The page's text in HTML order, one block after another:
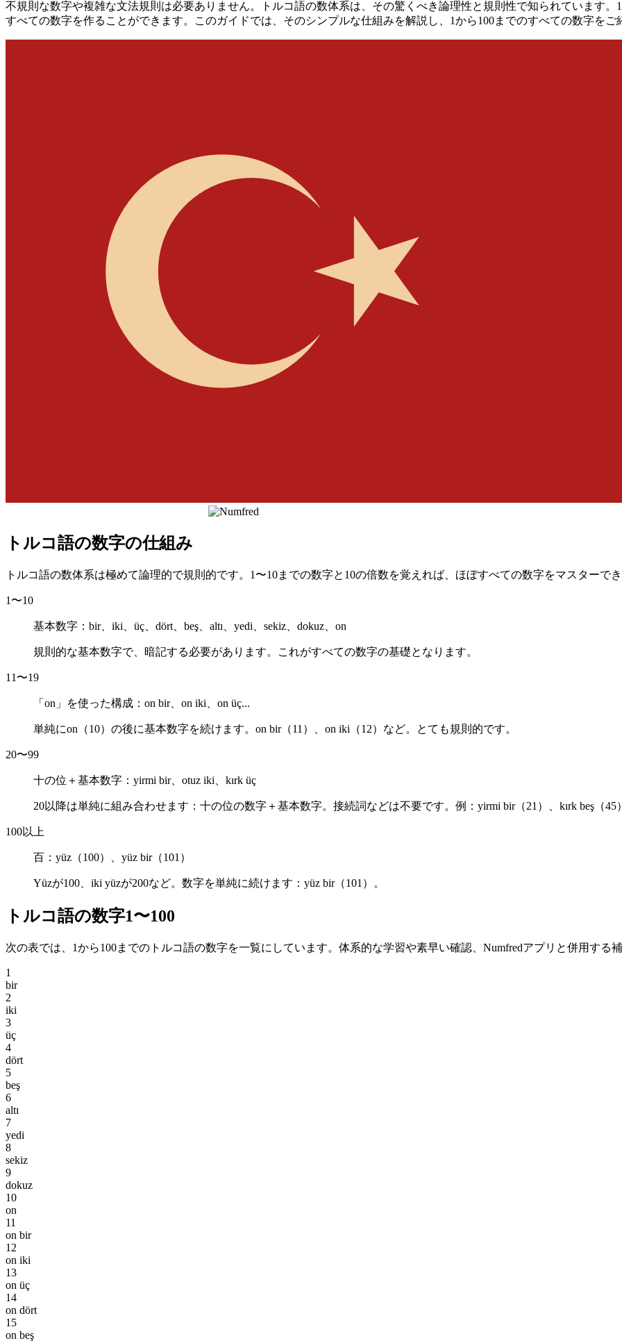
不規則な数字や複雑な文法規則は必要ありません。トルコ語の数体系は、その驚くべき論理性と規則性で知られています
すべての数字を作ることができます。このガイドでは、そのシンプルな仕組みを解説し、1から100までのすべての数字をご
トルコ語の数字の仕組み
トルコ語の数体系は極めて論理的で規則的です。1〜10までの数字と10の倍数を覚えれば、ほぼすべての数字をマスターで
1〜10
基本数字： bir、iki、üç、dört、beş、altı、yedi、sekiz、dokuz、on
規則的な基本数字で、暗記する必要があります。これがすべての数字の基礎となります。
11〜19
「on」を使った構成： on bir、on iki、on üç...
単純にon （10）の後に基本数字を続けます。 on bir（11）、 on iki （12）など。とても規則的です。
20〜99
十の位＋基本数字： yirmi bir、otuz iki、kırk üç
20以降は単純に組み合わせます：十の位の数字＋基本数字。接続詞などは不要です。例： yirmi bir（21）、 kırk beş （
100以上
百： yüz（100）、yüz bir（101）
Yüzが100、 iki yüzが200など。数字を単純に続けます： yüz bir（101）。
トルコ語の数字1〜100
次の表では、1から100までのトルコ語の数字を一覧にしています。体系的な学習や素早い確認、Numfredアプリと併用する
1
bir
2
iki
3
üç
4
dört
5
beş
6
altı
7
yedi
8
sekiz
9
dokuz
10
on
11
on bir
12
on iki
13
on üç
14
on dört
15
on beş